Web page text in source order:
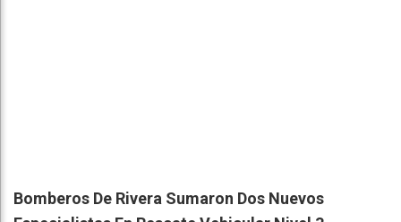
Bomberos De Rivera Sumaron Dos Nuevos